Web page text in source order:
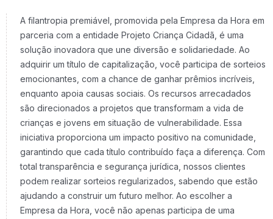
A filantropia premiável, promovida pela Empresa da Hora em
parceria com a entidade Projeto Criança Cidadã, é uma
solução inovadora que une diversão e solidariedade. Ao
adquirir um título de capitalização, você participa de sorteios
emocionantes, com a chance de ganhar prêmios incríveis,
enquanto apoia causas sociais. Os recursos arrecadados
são direcionados a projetos que transformam a vida de
crianças e jovens em situação de vulnerabilidade. Essa
iniciativa proporciona um impacto positivo na comunidade,
garantindo que cada título contribuído faça a diferença. Com
total transparência e segurança jurídica, nossos clientes
podem realizar sorteios regularizados, sabendo que estão
ajudando a construir um futuro melhor. Ao escolher a
Empresa da Hora, você não apenas participa de uma